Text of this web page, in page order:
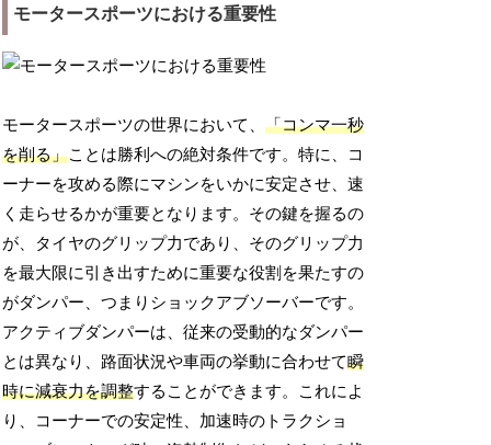
モータースポーツにおける重要性
モータースポーツの世界において、「コンマ一秒
を削る」ことは勝利への絶対条件です。特に、コ
ーナーを攻める際にマシンをいかに安定させ、速
く走らせるかが重要となります。その鍵を握るの
が、タイヤのグリップ力であり、そのグリップ力
を最大限に引き出すために重要な役割を果たすの
がダンパー、つまりショックアブソーバーです。
アクティブダンパーは、従来の受動的なダンパー
とは異なり、路面状況や車両の挙動に合わせて瞬
時に減衰力を調整することができます。これによ
り、コーナーでの安定性、加速時のトラクショ